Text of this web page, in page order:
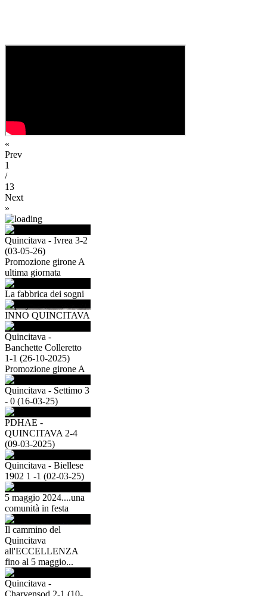
«
Prev
1
/
13
Next
»
Quincitava - Ivrea 3-2
(03-05-26)
Promozione girone A
ultima giornata
La fabbrica dei sogni
INNO QUINCITAVA
Quincitava -
Banchette Colleretto
1-1 (26-10-2025)
Promozione girone A
Quincitava - Settimo 3
- 0 (16-03-25)
PDHAE -
QUINCITAVA 2-4
(09-03-2025)
Quincitava - Biellese
1902 1 -1 (02-03-25)
5 maggio 2024....una
comunità in festa
Il cammino del
Quincitava
all'ECCELLENZA
fino al 5 maggio...
Quincitava -